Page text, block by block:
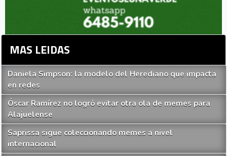
MAS LEIDAS
Daniela Simpson: la modelo del Herediano que impacta
en redes
Óscar Ramírez no logró evitar otra ola de memes para
Alajuelense
Saprissa sigue coleccionando memes a nivel
internacional